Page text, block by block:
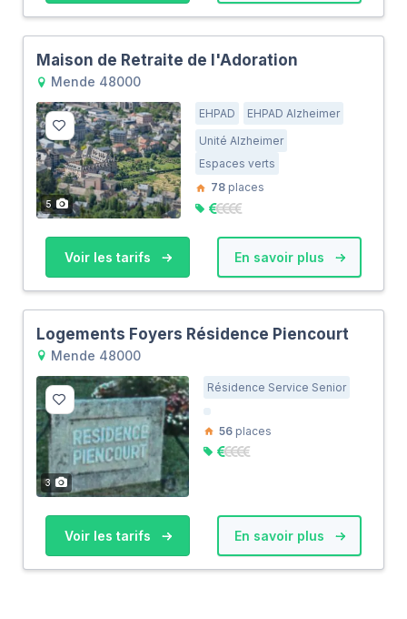
Maison de Retraite de l'Adoration
Mende 48000
5
EHPAD
EHPAD Alzheimer
Unité Alzheimer
Espaces verts
78 places
Voir les tarifs En savoir plus
Logements Foyers Résidence Piencourt
Mende 48000
3
Résidence Service Senior
56 places
Voir les tarifs En savoir plus